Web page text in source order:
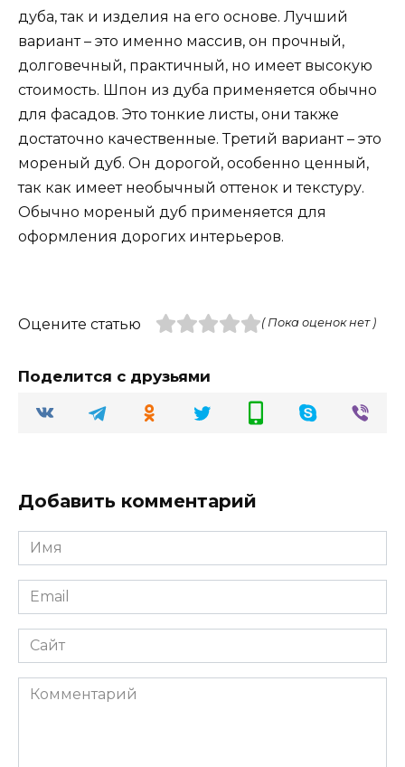
дуба, так и изделия на его основе. Лучший
вариант – это именно массив, он прочный,
долговечный, практичный, но имеет высокую
стоимость. Шпон из дуба применяется обычно
для фасадов. Это тонкие листы, они также
достаточно качественные. Третий вариант – это
мореный дуб. Он дорогой, особенно ценный,
так как имеет необычный оттенок и текстуру.
Обычно мореный дуб применяется для
оформления дорогих интерьеров.
Оцените статью ( Пока оценок нет )
Поделится с друзьями
Добавить комментарий
Имя
Email
Сайт
Комментарий